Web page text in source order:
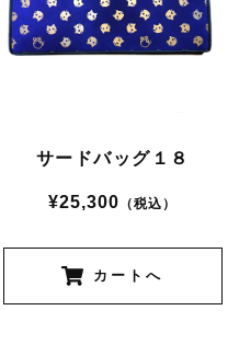
サードバッグ１８
¥25,300 （税込）
カートへ